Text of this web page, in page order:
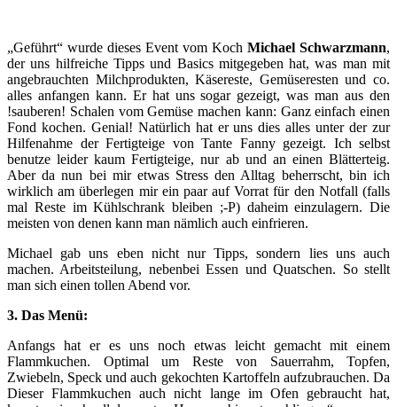
„Geführt“ wurde dieses Event vom Koch Michael Schwarzmann,
der uns hilfreiche Tipps und Basics mitgegeben hat, was man mit
angebrauchten Milchprodukten, Käsereste, Gemüseresten und co.
alles anfangen kann. Er hat uns sogar gezeigt, was man aus den
!sauberen! Schalen vom Gemüse machen kann: Ganz einfach einen
Fond kochen. Genial! Natürlich hat er uns dies alles unter der zur
Hilfenahme der Fertigteige von Tante Fanny gezeigt. Ich selbst
benutze leider kaum Fertigteige, nur ab und an einen Blätterteig.
Aber da nun bei mir etwas Stress den Alltag beherrscht, bin ich
wirklich am überlegen mir ein paar auf Vorrat für den Notfall (falls
mal Reste im Kühlschrank bleiben ;-P) daheim einzulagern. Die
meisten von denen kann man nämlich auch einfrieren.
Michael gab uns eben nicht nur Tipps, sondern lies uns auch
machen. Arbeitsteilung, nebenbei Essen und Quatschen. So stellt
man sich einen tollen Abend vor.
3. Das Menü:
Anfangs hat er es uns noch etwas leicht gemacht mit einem
Flammkuchen. Optimal um Reste von Sauerrahm, Topfen,
Zwiebeln, Speck und auch gekochten Kartoffeln aufzubrauchen. Da
Dieser Flammkuchen auch nicht lange im Ofen gebraucht hat,